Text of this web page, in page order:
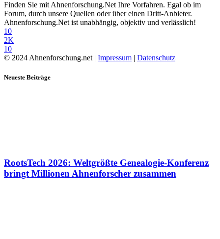
Finden Sie mit Ahnenforschung.Net Ihre Vorfahren. Egal ob im
Forum, durch unsere Quellen oder über einen Dritt-Anbieter.
Ahnenforschung.Net ist unabhängig, objektiv und verlässlich!
10
2K
10
© 2024 Ahnenforschung.net | Impressum Datenschutz
Neueste Beiträge
RootsTech 2026: Weltgrößte Genealogie-Konferenz
bringt Millionen Ahnenforscher zusammen